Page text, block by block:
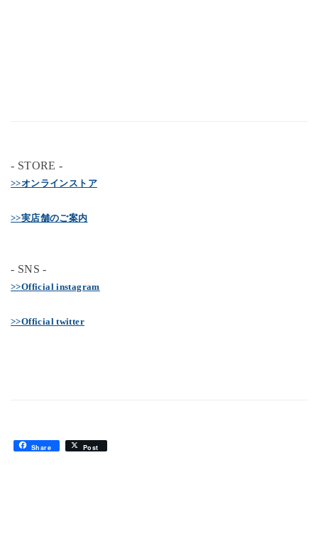
- STORE -
>>オンラインストア
>>実店舗のご案内
- SNS -
>>Official instagram
>>Official twitter
Share Post